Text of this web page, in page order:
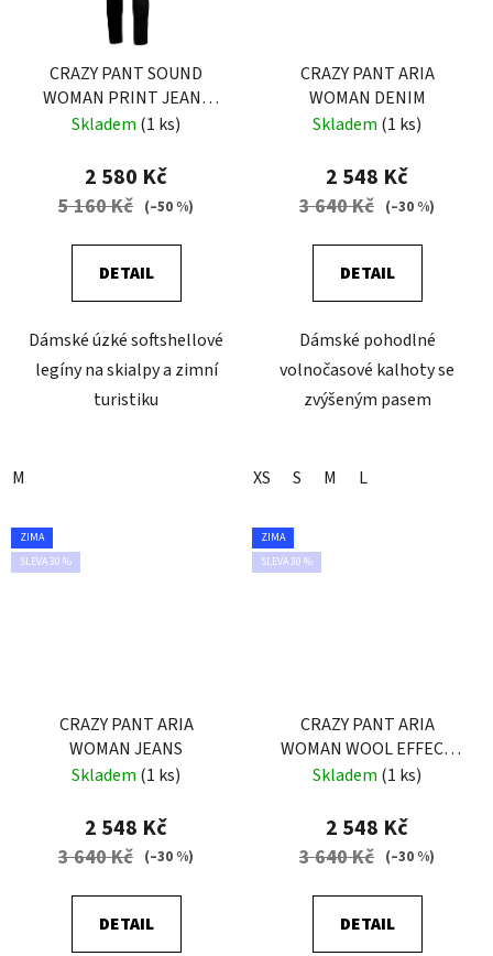
CRAZY PANT SOUND
WOMAN PRINT JEANS
BLACK
Skladem (1 ks)
2 580 Kč
5 160 Kč (–50 %)
DETAIL
Dámské úzké softshellové
legíny na skialpy a zimní
turistiku
M
CRAZY PANT ARIA
WOMAN DENIM
Skladem (1 ks)
2 548 Kč
3 640 Kč (–30 %)
DETAIL
Dámské pohodlné
volnočasové kalhoty se
zvýšeným pasem
XS S M L
ZIMA
SLEVA 30 %
CRAZY PANT ARIA
WOMAN JEANS
Skladem (1 ks)
2 548 Kč
3 640 Kč (–30 %)
DETAIL
ZIMA
SLEVA 30 %
CRAZY PANT ARIA
WOMAN WOOL EFFECT
DARK GRAY
Skladem (1 ks)
2 548 Kč
3 640 Kč (–30 %)
DETAIL